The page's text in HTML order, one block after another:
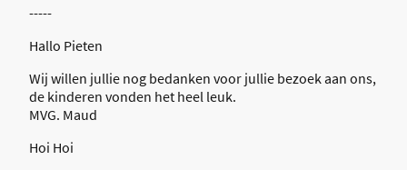
-----
Hallo Pieten
Wij willen jullie nog bedanken voor jullie bezoek aan ons,
de kinderen vonden het heel leuk.
MVG. Maud
Hoi Hoi